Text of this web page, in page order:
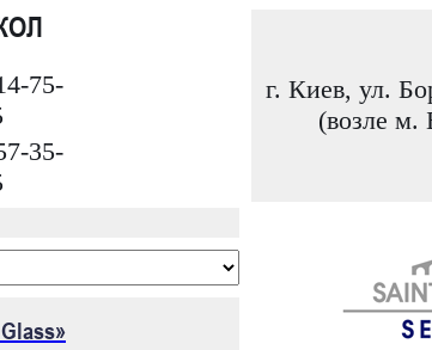
75-
35-
г. Киев, ул.
(возле м.